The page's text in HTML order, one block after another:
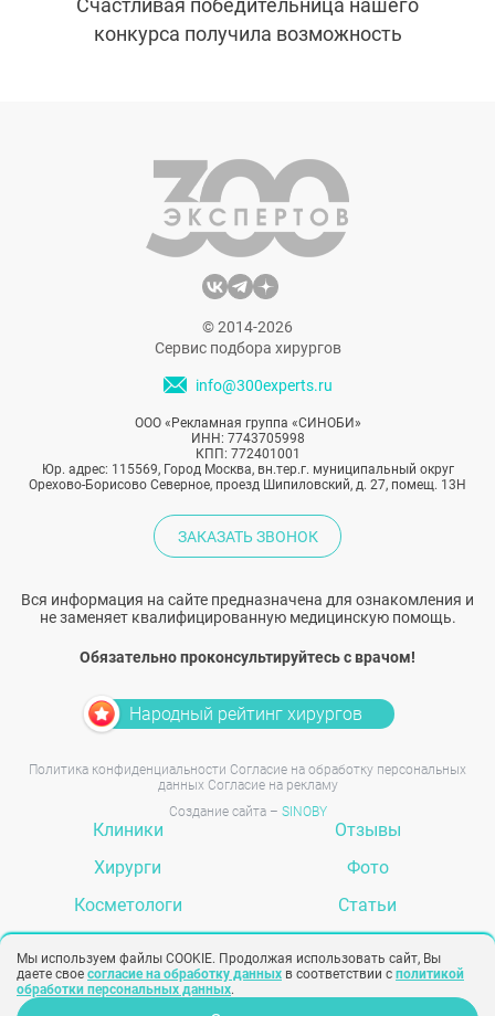
Счастливая победительница нашего
конкурса получила возможность
© 2014-2026
Сервис подбора хирургов
info@300experts.ru
ООО «Рекламная группа «СИНОБИ»
ИНН: 7743705998
КПП: 772401001
Юр. адрес: 115569, Город Москва, вн.тер.г. муниципальный округ
Орехово-Борисово Северное, проезд Шипиловский, д. 27, помещ. 13Н
ЗАКАЗАТЬ ЗВОНОК
Вся информация на сайте предназначена для ознакомления и
не заменяет квалифицированную медицинскую помощь.
Обязательно проконсультируйтесь с врачом!
Народный рейтинг хирургов
Политика конфиденциальности Согласие на обработку персональных
данных Согласие на рекламу
Создание сайта – SINOBY
Клиники
Хирурги
Косметологи
Отзывы
Фото
Статьи
Мы используем файлы COOKIE. Продолжая использовать сайт, Вы
даете свое согласие на обработку данных в соответствии с политикой
обработки персональных данных.